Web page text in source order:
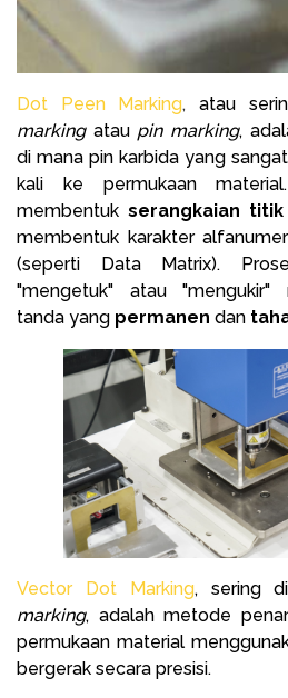
Dot Peen Marking,atau
markingatau pin marking,
di mana pin karbida yang
kali ke permukaan
membentuk serangkaian titik
membentuk karakter
(seperti Data Matrix).
"mengetuk" atau "mengukir"
tanda yang permanen dan
Vector Dot Marking, sering
marking, adalah metode
permukaan material
bergerak secara presisi.